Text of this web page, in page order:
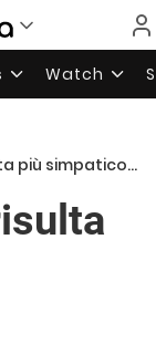
Watch
e amichevole